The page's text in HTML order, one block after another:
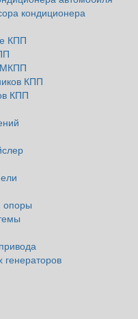
кондиционера
КПП
МКПП
КПП
КПП
опоры